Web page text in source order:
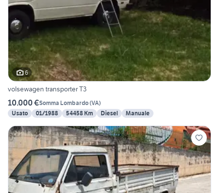
6
volsewagen transporter T3
10.000 €Somma Lombardo(VA)
Usato
01/1988 54458 Km Diesel Manuale